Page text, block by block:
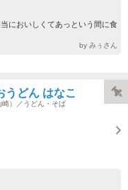
においしくてあっという間に食
by みぅさん
うどん はなこ
）／うどん・そば